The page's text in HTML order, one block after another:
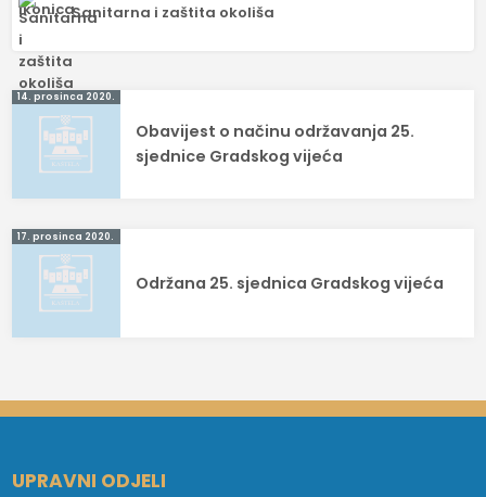
Sanitarna i zaštita okoliša
Navigacija
objava
14. prosinca 2020.
Obavijest o načinu održavanja 25.
sjednice Gradskog vijeća
17. prosinca 2020.
Održana 25. sjednica Gradskog vijeća
UPRAVNI ODJELI